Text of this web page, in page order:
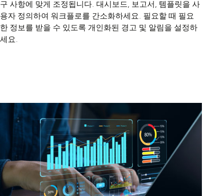
구 사항에 맞게 조정됩니다. 대시보드, 보고서, 템플릿을 사
용자 정의하여 워크플로를 간소화하세요. 필요할 때 필요
한 정보를 받을 수 있도록 개인화된 경고 및 알림을 설정하
세요.